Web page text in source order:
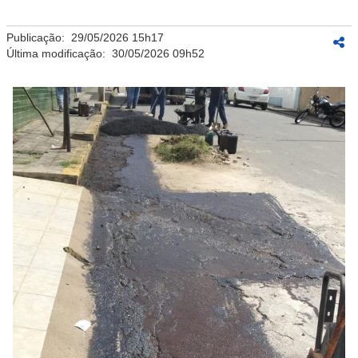
Publicação: 29/05/2026 15h17
Última modificação: 30/05/2026 09h52